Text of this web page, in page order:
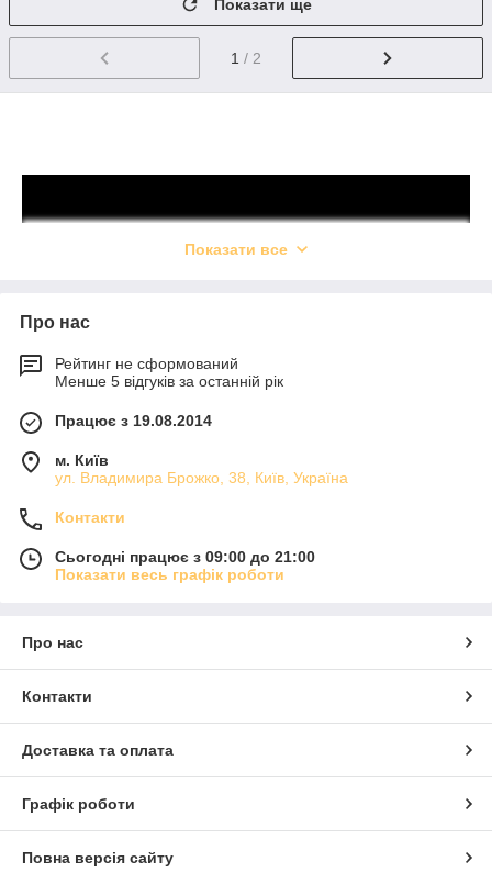
Показати ще
1 / 2
Показати все
Про нас
Рейтинг не сформований
Менше 5 відгуків за останній рік
Працює з 19.08.2014
м. Київ
ул. Владимира Брожко, 38, Київ, Україна
Контакти
Сьогодні працює з 09:00 до 21:00
Показати весь графік роботи
Про нас
Контакти
Доставка та оплата
Графік роботи
Повна версія сайту